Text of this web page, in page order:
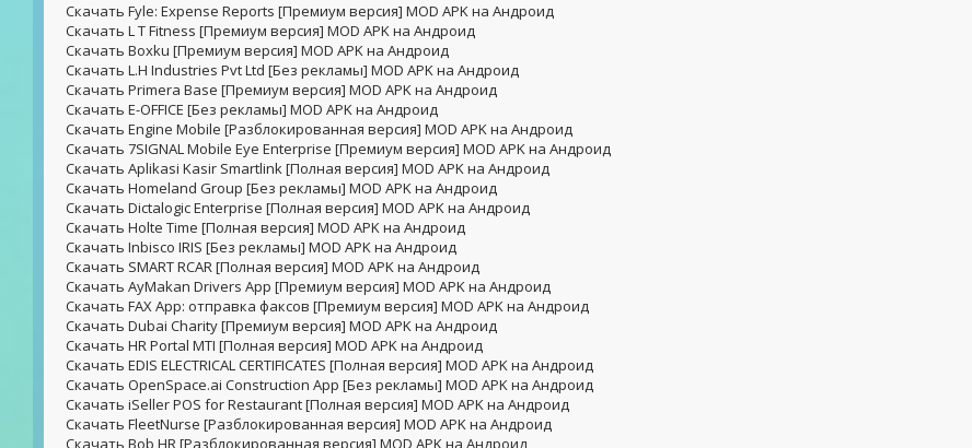
Скачать Fyle: Expense Reports [Премиум версия] MOD APK на Андроид
Скачать L T Fitness [Премиум версия] MOD APK на Андроид
Скачать Boxku [Премиум версия] MOD APK на Андроид
Скачать L.H Industries Pvt Ltd [Без рекламы] MOD APK на Андроид
Скачать Primera Base [Премиум версия] MOD APK на Андроид
Скачать E-OFFICE [Без рекламы] MOD APK на Андроид
Скачать Engine Mobile [Разблокированная версия] MOD APK на Андроид
Скачать 7SIGNAL Mobile Eye Enterprise [Премиум версия] MOD APK на Андроид
Скачать Aplikasi Kasir Smartlink [Полная версия] MOD APK на Андроид
Скачать Homeland Group [Без рекламы] MOD APK на Андроид
Скачать Dictalogic Enterprise [Полная версия] MOD APK на Андроид
Скачать Holte Time [Полная версия] MOD APK на Андроид
Скачать Inbisco IRIS [Без рекламы] MOD APK на Андроид
Скачать SMART RCAR [Полная версия] MOD APK на Андроид
Скачать AyMakan Drivers App [Премиум версия] MOD APK на Андроид
Скачать FAX App: отправка факсов [Премиум версия] MOD APK на Андроид
Скачать Dubai Charity [Премиум версия] MOD APK на Андроид
Скачать HR Portal MTI [Полная версия] MOD APK на Андроид
Скачать EDIS ELECTRICAL CERTIFICATES [Полная версия] MOD APK на Андроид
Скачать OpenSpace.ai Construction App [Без рекламы] MOD APK на Андроид
Скачать iSeller POS for Restaurant [Полная версия] MOD APK на Андроид
Скачать FleetNurse [Разблокированная версия] MOD APK на Андроид
Скачать Bob HR [Разблокированная версия] MOD APK на Андроид